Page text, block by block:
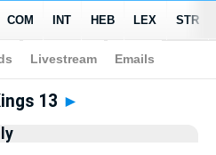
> 1 Kings 13
13 ►